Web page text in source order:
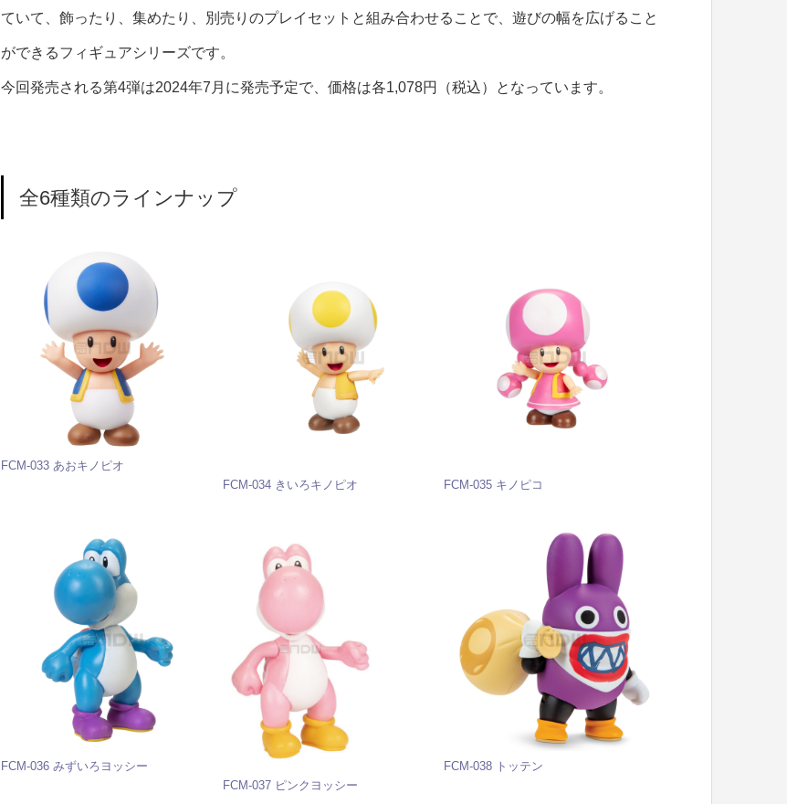
ていて、飾ったり、集めたり、別売りのプレイセットと組み合わせることで、遊びの幅を広げること
ができるフィギュアシリーズです。
今回発売される第4弾は2024年7月に発売予定で、価格は各1,078円（税込）となっています。
全6種類のラインナップ
FCM-033 あおキノピオ
FCM-034 きいろキノピオ
FCM-035 キノピコ
FCM-036 みずいろヨッシー
FCM-037 ピンクヨッシー
FCM-038 トッテン